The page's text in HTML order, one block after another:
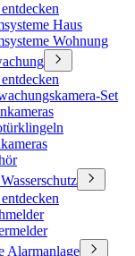
Haus
Wohnung
Set
Alarmanlage